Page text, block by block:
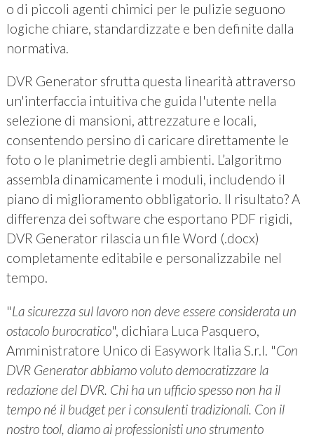
o di piccoli agenti chimici per le pulizie seguono
logiche chiare, standardizzate e ben definite dalla
normativa.
DVR Generator sfrutta questa linearità attraverso
un'interfaccia intuitiva che guida l'utente nella
selezione di mansioni, attrezzature e locali,
consentendo persino di caricare direttamente le
foto o le planimetrie degli ambienti. L’algoritmo
assembla dinamicamente i moduli, includendo il
piano di miglioramento obbligatorio. Il risultato? A
differenza dei software che esportano PDF rigidi,
DVR Generator rilascia un file Word (.docx)
completamente editabile e personalizzabile nel
tempo.
"La sicurezza sul lavoro non deve essere considerata un
ostacolo burocratico", dichiara Luca Pasquero,
Amministratore Unico di Easywork Italia S.r.l. "Con
DVR Generator abbiamo voluto democratizzare la
redazione del DVR. Chi ha un ufficio spesso non ha il
tempo né il budget per i consulenti tradizionali. Con il
nostro tool, diamo ai professionisti uno strumento